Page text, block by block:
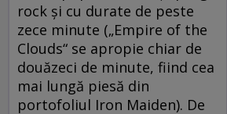
rock şi cu durate de peste
zece minute („Empire of the
Clouds“ se apropie chiar de
douăzeci de minute, fiind cea
mai lungă piesă din
portofoliul Iron Maiden). De